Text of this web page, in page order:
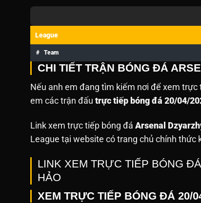
League
# Team
CHI TIẾT TRẬN BÓNG ĐÁ
Nếu anh em đang tìm kiếm nơi để xem
em các trận đấu trực tiếp bóng đá 20/04/
Link xem trực tiếp bóng đá Arsenal
League tại website có trang chủ chính thức
LINK XEM TRỰC TIẾP BÓNG
HẢO
XEM TRỰC TIẾP BÓNG ĐÁ 20/